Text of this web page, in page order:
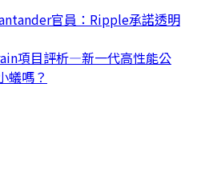
官員：Ripple承諾透明
項目評析—新一代高性能公
蟻嗎？